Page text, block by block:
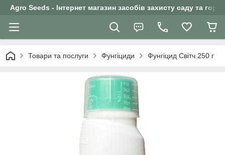
Agro Seeds - Інтернет магазин засобів захисту саду та
Товари та послуги Фунгіциди Фунгіцид Світч 250 г